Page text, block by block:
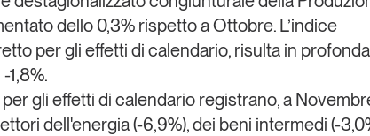
dello 0,3% rispetto a Ottobre. L’indice
per gli effetti di calendario, risulta in profonda
1,8%.
gli effetti di calendario registrano, a
dell'energia (-6,9%), dei beni intermedi (-